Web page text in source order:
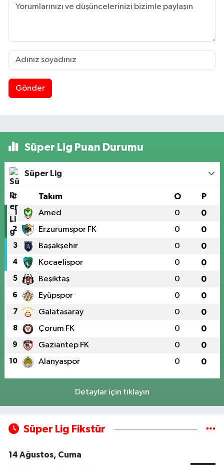
Gönder
Süper Lig Puan Durumu
Süper Lig
# Takım O P
1 Amed 0 0
2 Erzurumspor FK 0 0
3 Başakşehir 0 0
4 Kocaelispor 0 0
5 Beşiktaş 0 0
6 Eyüpspor 0 0
7 Galatasaray 0 0
8 Çorum FK 0 0
9 Gaziantep FK 0 0
10 Alanyaspor 0 0
Detaylar için tıklayın
Süper Lig Fikstür
14 Ağustos, Cuma